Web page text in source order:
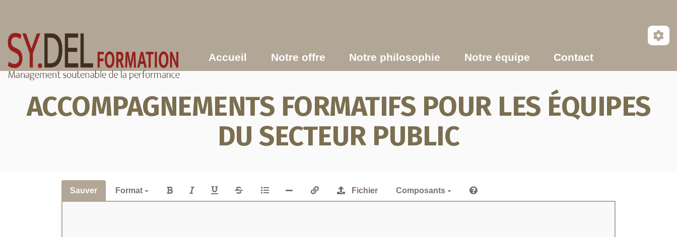
Accueil Notre offre Notre philosophie Notre équipe Contact
ACCOMPAGNEMENTS FORMATIFS POUR LES ÉQUIPES
DU SECTEUR PUBLIC
Sauver Format Fichier Composants